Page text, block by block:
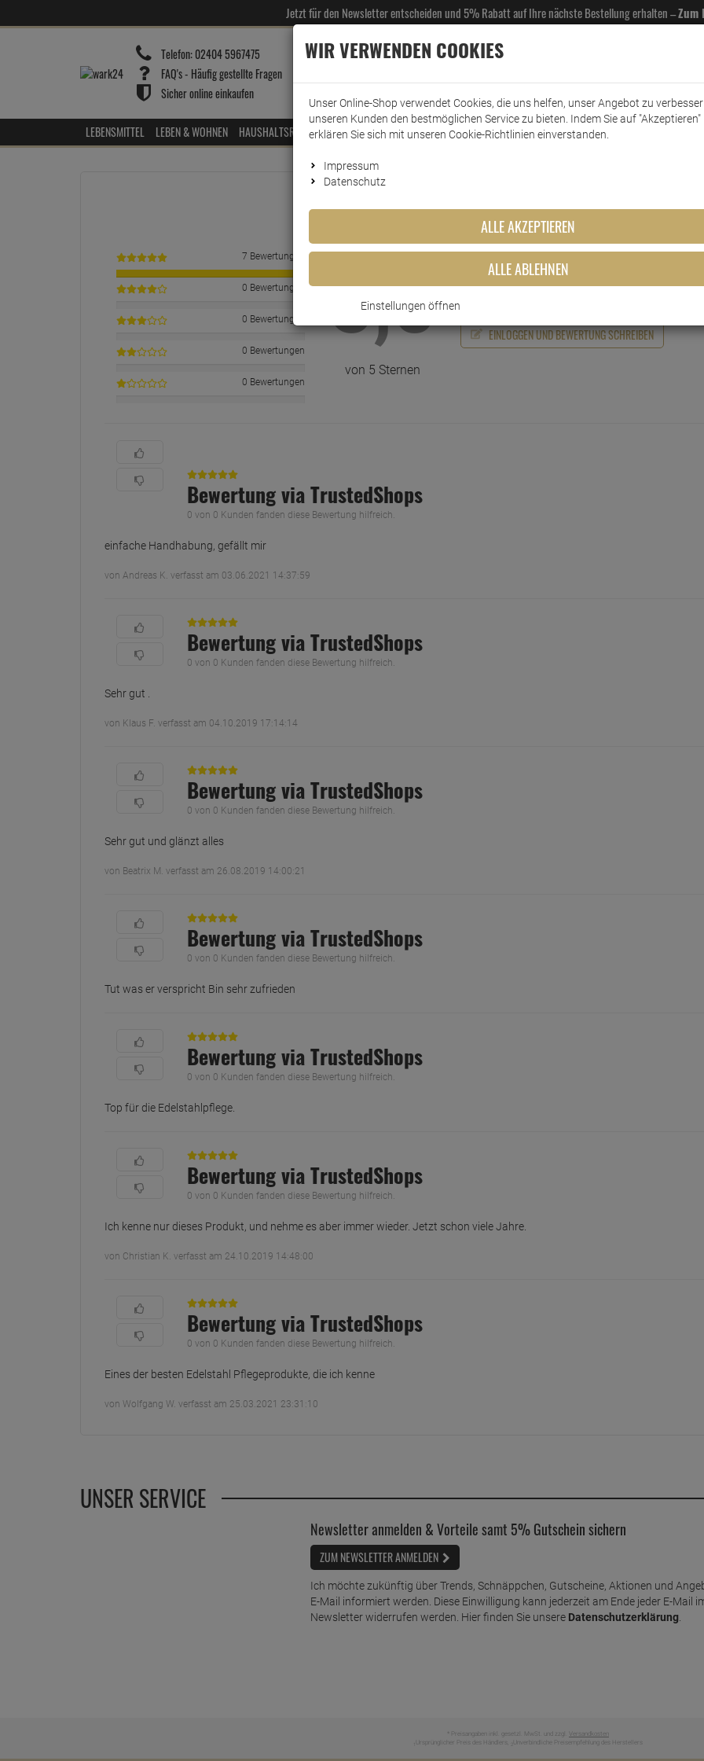
Jetzt für den Newsletter entscheiden und 5% Rabatt auf Ihre nächste Bestellung erhalten –Zum
Telefon:02404 5967475
FAQ's - Häufig gestellte Fragen
Sicher online einkaufen
LEBENSMITTEL LEBEN & WOHNEN HAUSHALTSREINIGER HOTEL- & GASTROBEDARF DROGERIE KÜCHE & HAUSHALT KFZ
EchteBewertungen
7 Bewertungen
0 Bewertungen
0 Bewertungen
0 Bewertungen
0 Bewertungen
5,0
von 5 Sternen
EINLOGGEN UND BEWERTUNG SCHREIBEN
Bewertung via TrustedShops
0 von 0 Kunden fanden diese Bewertung hilfreich.
einfache Handhabung, gefällt mir
von Andreas K. verfasst am 03.06.2021 14:37:59
Bewertung via TrustedShops
0 von 0 Kunden fanden diese Bewertung hilfreich.
Sehr gut .
von Klaus F. verfasst am 04.10.2019 17:14:14
Bewertung via TrustedShops
0 von 0 Kunden fanden diese Bewertung hilfreich.
Sehr gut und glänzt alles
von Beatrix M. verfasst am 26.08.2019 14:00:21
Bewertung via TrustedShops
0 von 0 Kunden fanden diese Bewertung hilfreich.
Tut was er verspricht Bin sehr zufrieden
Bewertung via TrustedShops
0 von 0 Kunden fanden diese Bewertung hilfreich.
Top für die Edelstahlpflege.
Bewertung via TrustedShops
0 von 0 Kunden fanden diese Bewertung hilfreich.
Ich kenne nur dieses Produkt, und nehme es aber immer wieder. Jetzt schon viele Jahre.
von Christian K. verfasst am 24.10.2019 14:48:00
Bewertung via TrustedShops
0 von 0 Kunden fanden diese Bewertung hilfreich.
Eines der besten Edelstahl Pflegeprodukte, die ich kenne
von Wolfgang W. verfasst am 25.03.2021 23:31:10
UNSER SERVICE
Newsletter anmelden & Vorteile samt 5% Gutschein sichern
ZUM NEWSLETTER ANMELDEN
Ich möchte zukünftig über Trends, Schnäppchen, Gutscheine, Aktionen und
E-Mail informiert werden. Diese Einwilligung kann jederzeit am Ende jeder E-Mail
Newsletter widerrufen werden. Hier finden Sie unsere Datenschutzerklärung.
* Preisangaben inkl. gesetzl. MwSt. und zzgl. Versandkosten
Ursprünglicher Preis des Händlers, Unverbindliche Preisempfehlung des Herstellers
WIR VERWENDEN COOKIES
Unser Online-Shop verwendet Cookies, die uns helfen, unser Angebot zu
unseren Kunden den bestmöglichen Service zu bieten. Indem Sie auf "Akzeptieren"
erklären Sie sich mit unseren Cookie-Richtlinien einverstanden.
Impressum
Datenschutz
ALLE AKZEPTIEREN
ALLE ABLEHNEN
Einstellungen öffnen